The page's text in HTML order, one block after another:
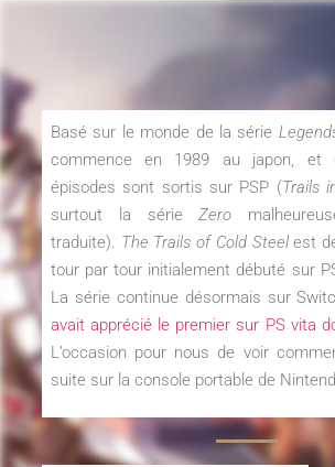
Basé sur le monde de la série
commence en 1989 au japon, et
épisodes sont sortis sur PSP (Trails
surtout la sérieZero
traduite). The Trails of Cold Steelest
tour par tour initialement débuté sur
La série continue désormais sur
avait apprécié le premier sur PS vita
L’occasion pour nous de voir
suite sur la console portable de